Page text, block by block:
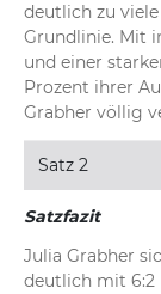
deutlich zu
Grundlinie. Mit
und einer
Prozent ihrer
Grabher völlig
Satz 2
Satzfazit
Julia Grabher
deutlich mit 6:2